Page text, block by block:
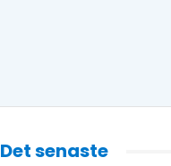
Det senaste